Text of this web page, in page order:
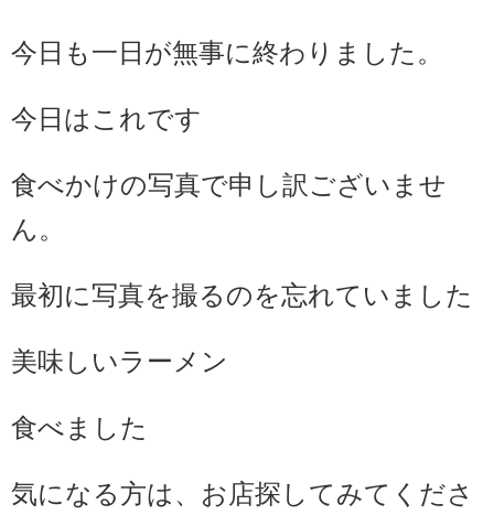
今日も一日が無事に終わりました。
今日はこれです
食べかけの写真で申し訳ございませ
ん。
最初に写真を撮るのを忘れていました
美味しいラーメン
食べました
気になる方は、お店探してみてくださ